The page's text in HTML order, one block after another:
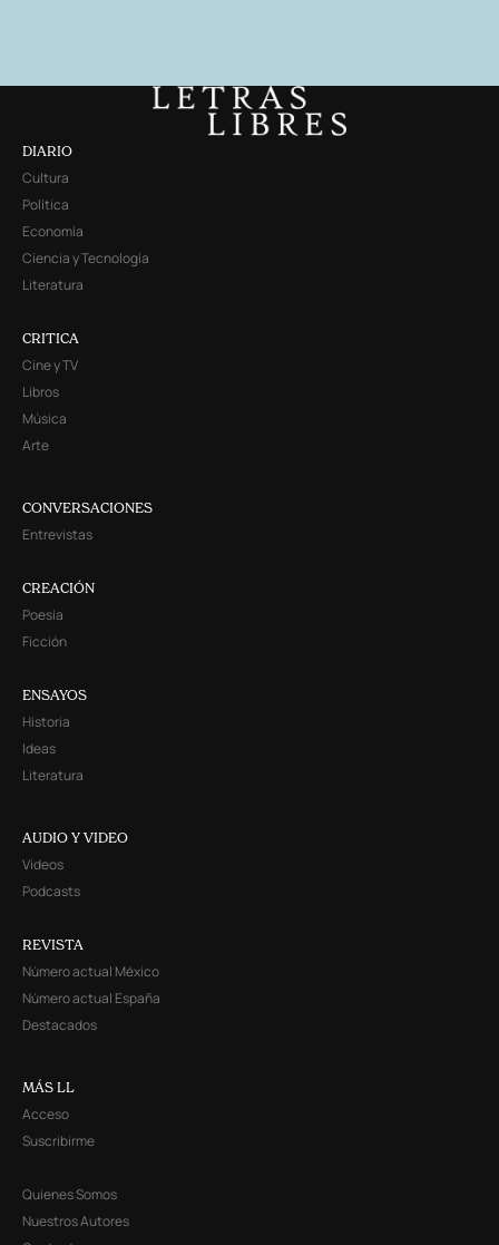
DIARIO
Cultura
Política
Economía
Ciencia y Tecnología
Literatura
CRITICA
Cine y TV
Libros
Música
Arte
CONVERSACIONES
Entrevistas
CREACIÓN
Poesía
Ficción
ENSAYOS
Historia
Ideas
Literatura
AUDIO Y VIDEO
Videos
Podcasts
REVISTA
Número actual México
Número actual España
Destacados
MÁS LL
Acceso
Suscribirme
Quienes Somos
Nuestros Autores